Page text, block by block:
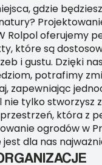
gdzie
Rolpol oferujemy
które są
i gustu. Dzięki
potrafimy
zapewniając
nie tylko stworzysz
która z
ogrodów w
dla nas